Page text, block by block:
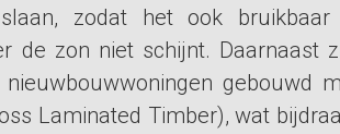
zodat het ook bruikbaar
de zon niet schijnt. Daarnaast
gebouwd
Laminated Timber), wat